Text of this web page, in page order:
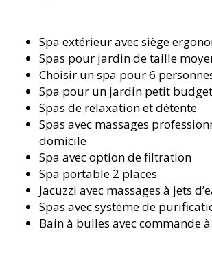
Spa extérieur avec siège
Spas pour jardin de taille
Choisir un spa pour 6
Spa pour un jardin petit budget
Spas de relaxation et détente
Spas avec massages
domicile
Spa avec option de filtration
Spa portable 2 places
Jacuzzi avec massages à jets
Spas avec système de
Bain à bulles avec commande